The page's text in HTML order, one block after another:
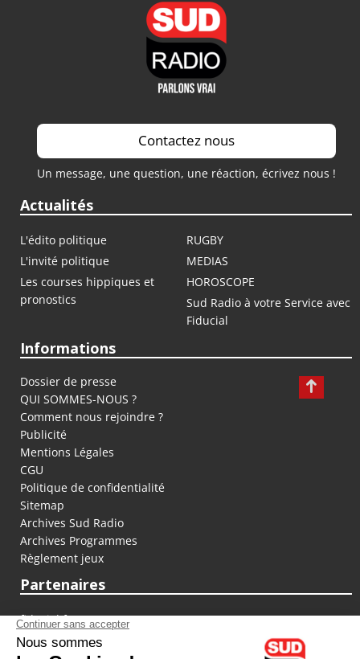
Contactez nous
Un message, une question, une réaction, écrivez nous !
Actualités
L'édito politique
RUGBY
L'invité politique
MEDIAS
Les courses hippiques et
pronostics
HOROSCOPE
Sud Radio à votre Service avec
Fiducial
Informations
Dossier de presse
QUI SOMMES-NOUS ?
Comment nous rejoindre ?
Publicité
Mentions Légales
CGU
Politique de confidentialité
Sitemap
Archives Sud Radio
Archives Programmes
Règlement jeux
Partenaires
fiducial.fr
lyoncapitale.fr